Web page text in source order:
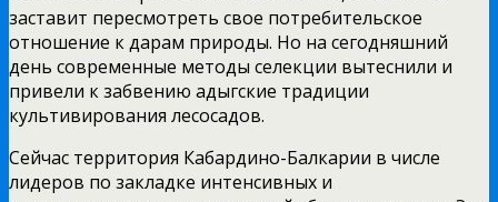
заставит пересмотреть свое потребительское
отношение к дарам природы. Но на сегодняшний
день современные методы селекции вытеснили и
привели к забвению адыгские традиции
культивирования лесосадов.
Сейчас территория Кабардино-Балкарии в числе
лидеров по закладке интенсивных и